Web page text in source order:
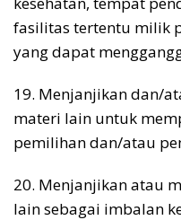
fasilitas tertentu milik
yang dapat
19. Menjanjikan dan/
materi lain untuk
pemilihan dan/atau
20. Menjanjikan atau
lain sebagai imbalan